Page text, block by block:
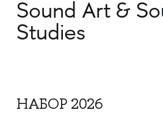
Sound Art &
Studies
НАБОР 2026